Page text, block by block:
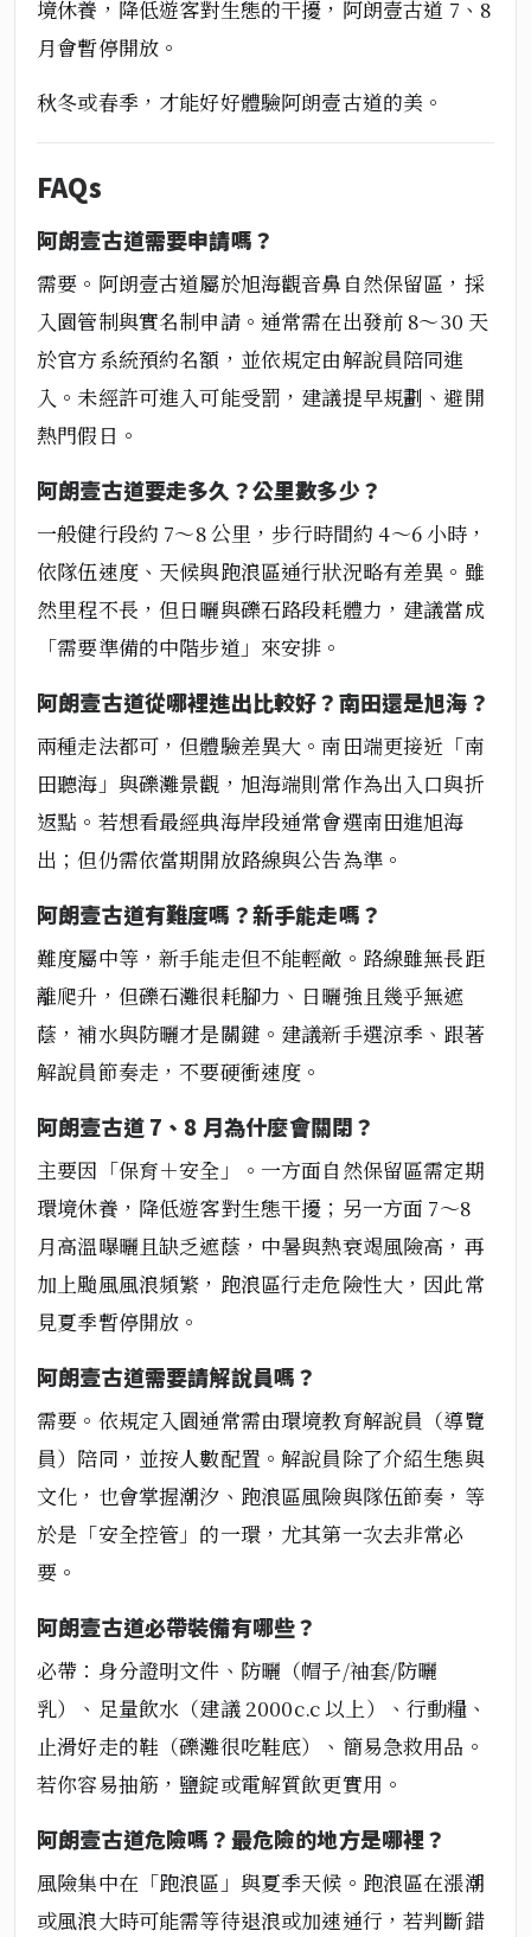
境休養，降低遊客對生態的干擾，阿朗壹古道 7、8
月會暫停開放。
秋冬或春季，才能好好體驗阿朗壹古道的美。
FAQs
阿朗壹古道需要申請嗎？
需要。阿朗壹古道屬於旭海觀音鼻自然保留區，採
入園管制與實名制申請。通常需在出發前 8～30 天
於官方系統預約名額，並依規定由解說員陪同進
入。未經許可進入可能受罰，建議提早規劃、避開
熱門假日。
阿朗壹古道要走多久？公里數多少？
一般健行段約 7～8 公里，步行時間約 4～6 小時，
依隊伍速度、天候與跑浪區通行狀況略有差異。雖
然里程不長，但日曬與礫石路段耗體力，建議當成
「需要準備的中階步道」來安排。
阿朗壹古道從哪裡進出比較好？南田還是旭海？
兩種走法都可，但體驗差異大。南田端更接近「南
田聽海」與礫灘景觀，旭海端則常作為出入口與折
返點。若想看最經典海岸段通常會選南田進旭海
出；但仍需依當期開放路線與公告為準。
阿朗壹古道有難度嗎？新手能走嗎？
難度屬中等，新手能走但不能輕敵。路線雖無長距
離爬升，但礫石灘很耗腳力、日曬強且幾乎無遮
蔭，補水與防曬才是關鍵。建議新手選涼季、跟著
解說員節奏走，不要硬衝速度。
阿朗壹古道 7、8 月為什麼會關閉？
主要因「保育＋安全」。一方面自然保留區需定期
環境休養，降低遊客對生態干擾；另一方面 7～8
月高溫曝曬且缺乏遮蔭，中暑與熱衰竭風險高，再
加上颱風風浪頻繁，跑浪區行走危險性大，因此常
見夏季暫停開放。
阿朗壹古道需要請解說員嗎？
需要。依規定入園通常需由環境教育解說員（導覽
員）陪同，並按人數配置。解說員除了介紹生態與
文化，也會掌握潮汐、跑浪區風險與隊伍節奏，等
於是「安全控管」的一環，尤其第一次去非常必
要。
阿朗壹古道必帶裝備有哪些？
必帶：身分證明文件、防曬（帽子/袖套/防曬
乳）、足量飲水（建議 2000c.c 以上）、行動糧、
止滑好走的鞋（礫灘很吃鞋底）、簡易急救用品。
若你容易抽筋，鹽錠或電解質飲更實用。
阿朗壹古道危險嗎？最危險的地方是哪裡？
風險集中在「跑浪區」與夏季天候。跑浪區在漲潮
或風浪大時可能需等待退浪或加速通行，若判斷錯